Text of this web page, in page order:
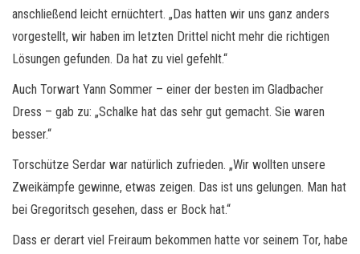
anschließend leicht ernüchtert. „Das hatten wir uns ganz anders
vorgestellt, wir haben im letzten Drittel nicht mehr die richtigen
Lösungen gefunden. Da hat zu viel gefehlt.“
Auch Torwart Yann Sommer – einer der besten im Gladbacher
Dress – gab zu: „Schalke hat das sehr gut gemacht. Sie waren
besser.“
Torschütze Serdar war natürlich zufrieden. „Wir wollten unsere
Zweikämpfe gewinne, etwas zeigen. Das ist uns gelungen. Man hat
bei Gregoritsch gesehen, dass er Bock hat.“
Dass er derart viel Freiraum bekommen hatte vor seinem Tor, habe